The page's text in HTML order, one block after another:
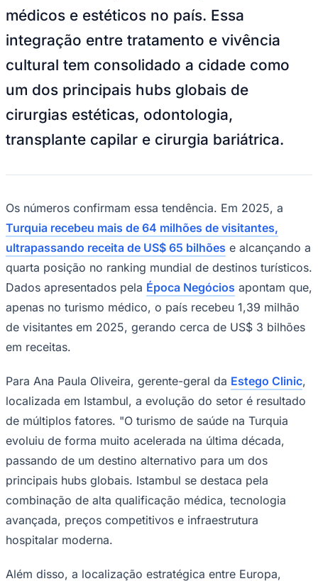
MLB
Atletismo
Vôlei
NBB
Competições de Futebol
Brasileirão Série A
Brasileirão Série B
Paulistão
Copa do Brasil
Sul-Americana
Champions League
Premier League
La Liga
Bundesliga
Mundial 2026
Times - Ir direto
médicos e estéticos no país. Essa
integração entre tratamento e vivência
cultural tem consolidado a cidade como
um dos principais hubs globais de
cirurgias estéticas, odontologia,
transplante capilar e cirurgia bariátrica.
Os números confirmam essa tendência. Em 2025, a
Turquia recebeu mais de 64 milhões de visitantes,
ultrapassando receita de US$ 65 bilhões e alcançando a
quarta posição no ranking mundial de destinos turísticos.
Dados apresentados pela Época Negócios apontam que,
apenas no turismo médico, o país recebeu 1,39 milhão
de visitantes em 2025, gerando cerca de US$ 3 bilhões
em receitas.
Para Ana Paula Oliveira, gerente-geral da Estego Clinic,
localizada em Istambul, a evolução do setor é resultado
de múltiplos fatores. "O turismo de saúde na Turquia
evoluiu de forma muito acelerada na última década,
passando de um destino alternativo para um dos
principais hubs globais. Istambul se destaca pela
combinação de alta qualificação médica, tecnologia
avançada, preços competitivos e infraestrutura
hospitalar moderna.
Além disso, a localização estratégica entre Europa,